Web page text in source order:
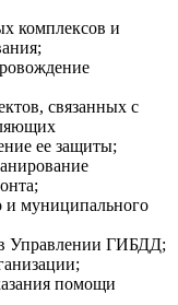
комплексов и
связанных с
ее защиты;
и муниципального
Управлении ГИБДД;
помощи